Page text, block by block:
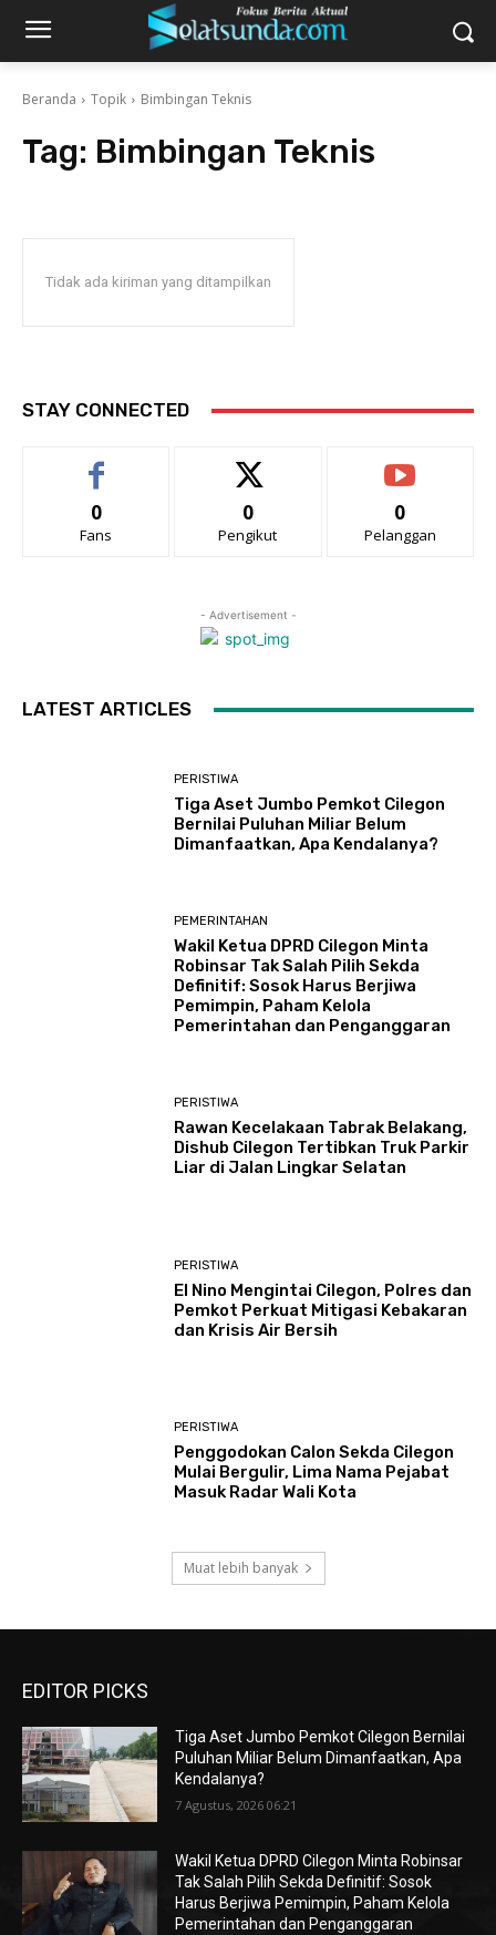
Beranda Topik Bimbingan Teknis
Tag: Bimbingan Teknis
Tidak ada kiriman yang ditampilkan
STAY CONNECTED
0
Fans
0
Pengikut
0
Pelanggan
- Advertisement -
LATEST ARTICLES
PERISTIWA
Tiga Aset Jumbo Pemkot Cilegon
Bernilai Puluhan Miliar Belum
Dimanfaatkan, Apa Kendalanya?
PEMERINTAHAN
Wakil Ketua DPRD Cilegon Minta
Robinsar Tak Salah Pilih Sekda
Definitif: Sosok Harus Berjiwa
Pemimpin, Paham Kelola
Pemerintahan dan Penganggaran
PERISTIWA
Rawan Kecelakaan Tabrak Belakang,
Dishub Cilegon Tertibkan Truk Parkir
Liar di Jalan Lingkar Selatan
PERISTIWA
El Nino Mengintai Cilegon, Polres dan
Pemkot Perkuat Mitigasi Kebakaran
dan Krisis Air Bersih
PERISTIWA
Penggodokan Calon Sekda Cilegon
Mulai Bergulir, Lima Nama Pejabat
Masuk Radar Wali Kota
Muat lebih banyak
EDITOR PICKS
Tiga Aset Jumbo Pemkot Cilegon Bernilai
Puluhan Miliar Belum Dimanfaatkan, Apa
Kendalanya?
7 Agustus, 2026 06:21
Wakil Ketua DPRD Cilegon Minta Robinsar
Tak Salah Pilih Sekda Definitif: Sosok
Harus Berjiwa Pemimpin, Paham Kelola
Pemerintahan dan Penganggaran